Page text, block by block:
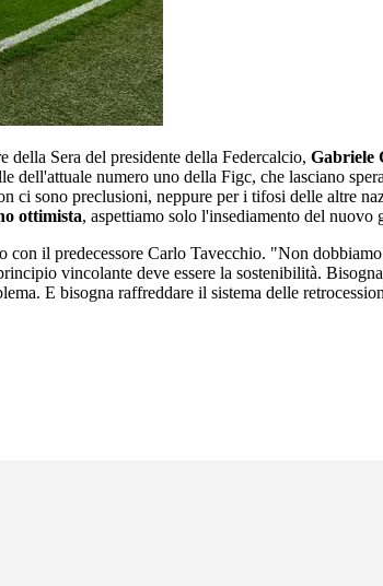
della Sera del presidente della Federcalcio, Gabriele
numero uno della Figc, che lasciano
ci sono preclusioni, neppure per i tifosi delle altre
ottimista, aspettiamo solo l'insediamento del nuovo
il predecessore Carlo Tavecchio. "Non
vincolante deve essere la sostenibilità.
E bisogna raffreddare il sistema delle